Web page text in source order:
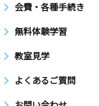
会費・各種手続き
無料体験学習
教室見学
よくあるご質問